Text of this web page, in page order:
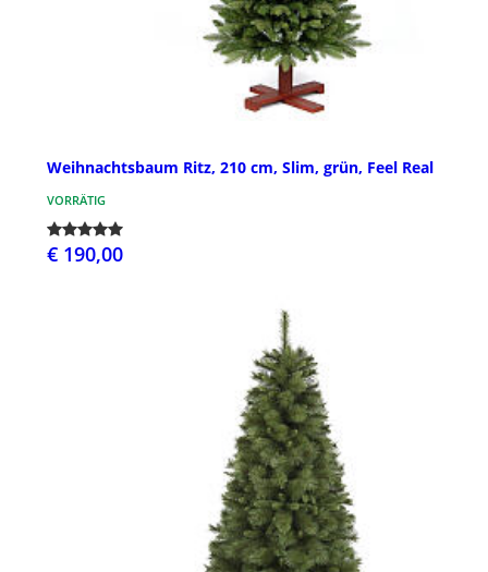
Weihnachtsbaum Ritz, 210 cm, Slim, grün, Feel Real
VORRÄTIG
€ 190,00